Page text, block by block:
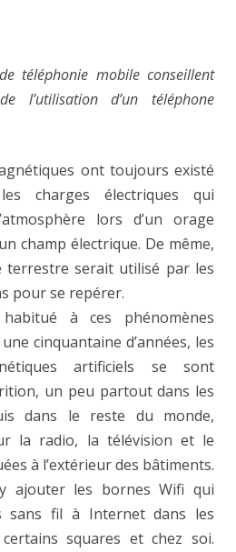
téléphonie mobile conseillent
l’utilisation d’un téléphone
ont toujours existé
charges électriques qui
lors d’un orage
champ électrique. De même,
terrestre serait utilisé par les
pour se repérer.
à ces phénomènes
cinquantaine d’années, les
artificiels se sont
un peu partout dans les
dans le reste du monde,
la radio, la télévision et le
à l’extérieur des bâtiments.
ajouter les bornes Wifi qui
sans fil à Internet dans les
squares et chez soi.